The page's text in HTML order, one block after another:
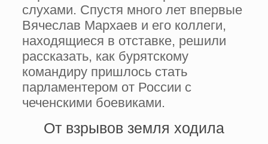
слухами. Спустя много лет впервые
Вячеслав Мархаев и его коллеги,
находящиеся в отставке, решили
рассказать, как бурятскому
командиру пришлось стать
парламентером от России с
чеченскими боевиками.
От взрывов земля ходила